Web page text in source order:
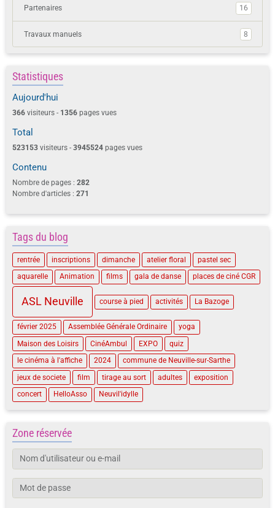
Partenaires 16
Travaux manuels 8
Statistiques
Aujourd'hui
366 visiteurs - 1356 pages vues
Total
523153 visiteurs - 3945524 pages vues
Contenu
Nombre de pages : 282
Nombre d'articles : 271
Tags du blog
rentrée inscriptions dimanche atelier floral
pastel sec
aquarelle
Animation films gala de danse places de ciné CGR
ASL Neuville course à pied activités La Bazoge
février 2025 Assemblée Générale Ordinaire
yoga
Maison des Loisirs
CinéAmbul EXPO
quiz
le cinéma à l'affiche
2024
commune de Neuville-sur-Sarthe
jeux de societe
film tirage au sort adultes
exposition
concert
HelloAsso Neuvil'idylle
Zone réservée